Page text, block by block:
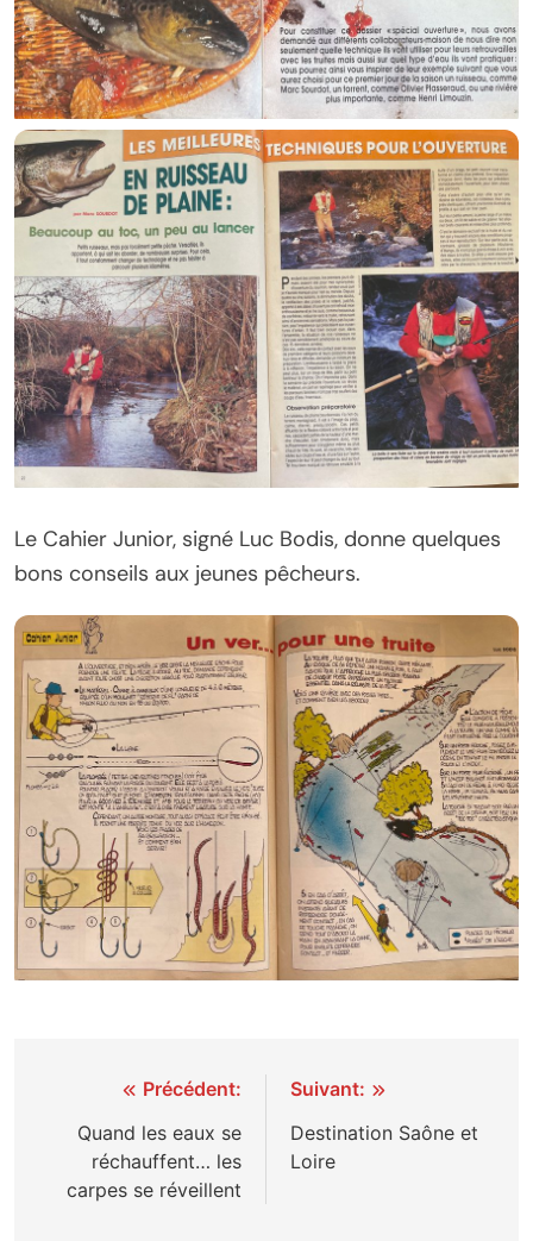
Le Cahier Junior, signé Luc Bodis, donne quelques
bons conseils aux jeunes pêcheurs.
Navigation
l’article
Précédent:
Quand les eaux se
réchauffent… les
carpes se réveillent
Suivant:
Destination Saône et
Loire